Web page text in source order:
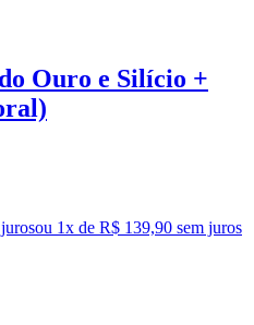
Ouro e Silício +
ou 1x de R$ 139,90 sem juros